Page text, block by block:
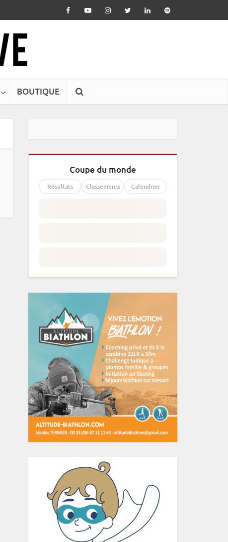
BOUTIQUE
Coupe du monde
Résultats Classements Calendrier